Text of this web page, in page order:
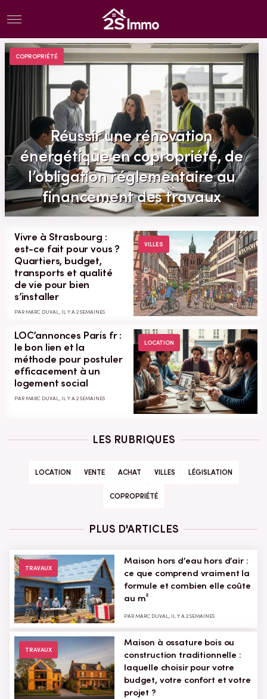
Menu
COPROPRIÉTÉ
Réussir une rénovation
énergétique en copropriété, de
l’obligation réglementaire au
financement des travaux
VILLES
Vivre à Strasbourg :
est-ce fait pour vous ?
Quartiers, budget,
transports et qualité
de vie pour bien
s’installer
PAR MARC DUVAL, IL Y A 2 SEMAINES
LOCATION
LOC’annonces Paris fr :
le bon lien et la
méthode pour postuler
efficacement à un
logement social
PAR MARC DUVAL, IL Y A 2 SEMAINES
LES RUBRIQUES
LOCATION VENTE ACHAT VILLES LÉGISLATION
COPROPRIÉTÉ
PLUS D'ARTICLES
TRAVAUX
Maison hors d’eau hors d’air :
ce que comprend vraiment la
formule et combien elle coûte
au m²
PAR MARC DUVAL, IL Y A 2 SEMAINES
TRAVAUX
Maison à ossature bois ou
construction traditionnelle :
laquelle choisir pour votre
budget, votre confort et votre
projet ?